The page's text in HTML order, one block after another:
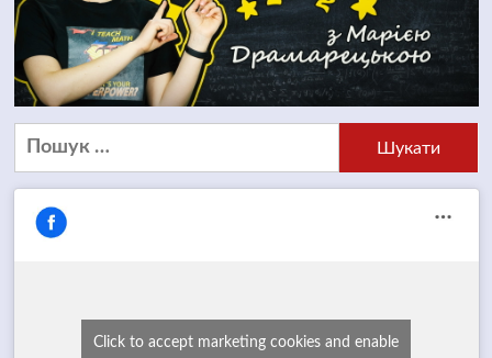
Пошук:
Click to accept marketing cookies and enable